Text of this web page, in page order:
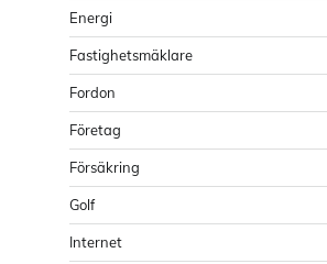
Energi
Fastighetsmäklare
Fordon
Företag
Försäkring
Golf
Internet